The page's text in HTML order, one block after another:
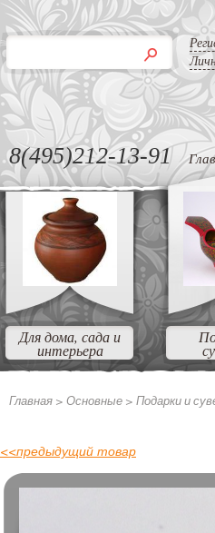
8(495)212-13-91
Для дома, сада и
интерьера
Главная > Основные > Подарки и
<<предыдущий товар